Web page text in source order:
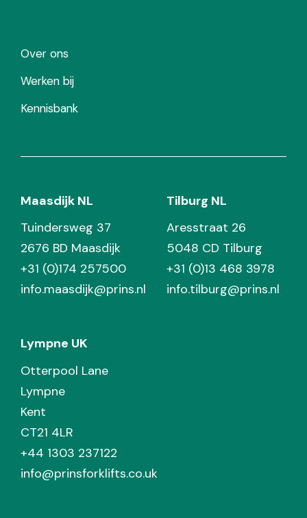
Over ons
Werken bij
Kennisbank
Maasdijk NL
Tuindersweg 37
2676 BD Maasdijk
+31 (0)174 257500
info.maasdijk@prins.nl
Tilburg NL
Aresstraat 26
5048 CD Tilburg
+31 (0)13 468 3978
info.tilburg@prins.nl
Lympne UK
Otterpool Lane
Lympne
Kent
CT21 4LR
+44 1303 237122
info@prinsforklifts.co.uk